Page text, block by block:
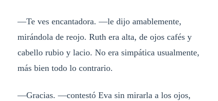
—Te ves encantadora. —le dijo amablemente,
mirándola de reojo. Ruth era alta, de ojos cafés y
cabello rubio y lacio. No era simpática usualmente,
más bien todo lo contrario.
—Gracias. —contestó Eva sin mirarla a los ojos,